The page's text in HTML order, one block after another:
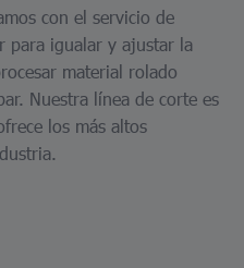
con el servicio de
para igualar y ajustar la
material rolado
Nuestra línea de corte es
los más altos